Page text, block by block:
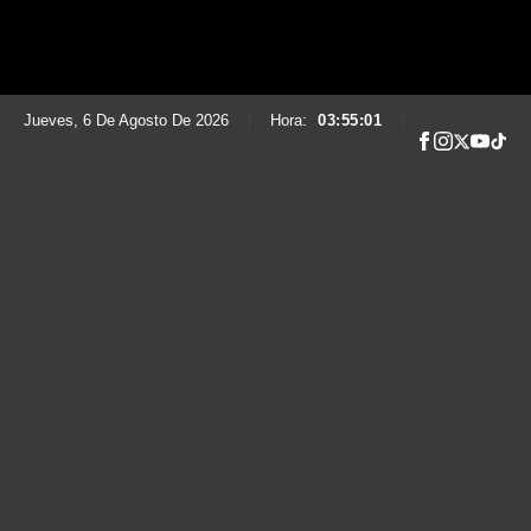
Jueves, 6 De Agosto De 2026 Hora: 03:55:02